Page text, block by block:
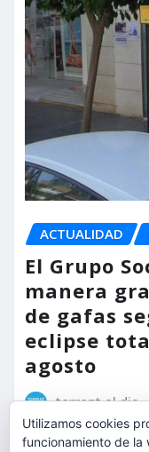
ACTUALIDAD
El Grupo
manera
de gafas
eclipse
agosto
torrent al dia
Utilizamos cookies
funcionamiento de la